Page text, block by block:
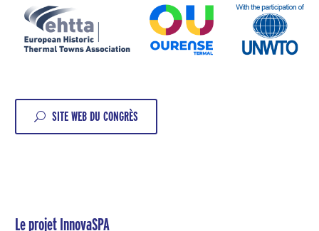
U SITE WEB DU CONGRÈS
Le projet InnovaSPA